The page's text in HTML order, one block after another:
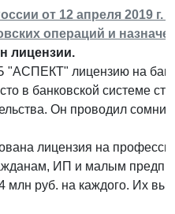
от 12 апреля 2019
операций и
лицензии.
лицензию на
в банковской системе
Он проводил
лицензия на
ИП и малым
млн руб. на каждого. Их